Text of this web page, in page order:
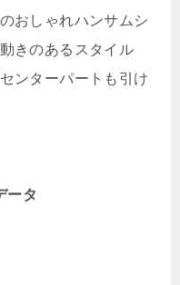
おしゃれハンサムシ
きのあるスタイル
ンターパートも引け
ータ